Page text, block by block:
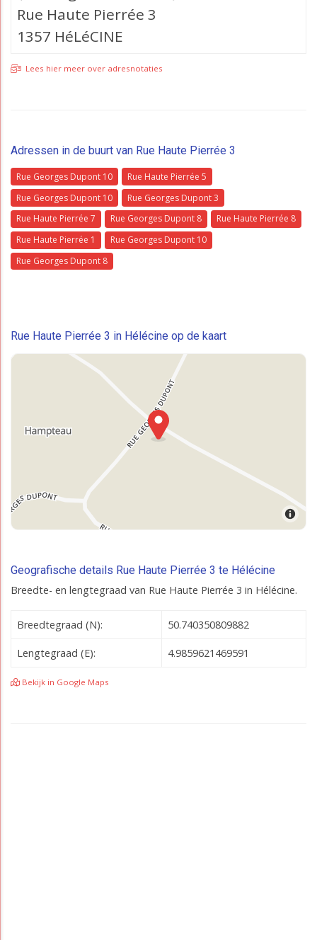
Rue Haute Pierrée 3
1357 HéLéCINE
Lees hier meer over adresnotaties
Adressen in de buurt van Rue Haute Pierrée 3
Rue Georges Dupont 10
Rue Haute Pierrée 5
Rue Georges Dupont 10
Rue Georges Dupont 3
Rue Haute Pierrée 7
Rue Georges Dupont 8
Rue Haute Pierrée 8
Rue Haute Pierrée 1
Rue Georges Dupont 10
Rue Georges Dupont 8
Rue Haute Pierrée 3 in Hélécine op de kaart
Geografische details Rue Haute Pierrée 3 te Hélécine
Breedte- en lengtegraad van Rue Haute Pierrée 3 in Hélécine.
Breedtegraad (N): 50.740350809882
Lengtegraad (E): 4.9859621469591
Bekijk in Google Maps